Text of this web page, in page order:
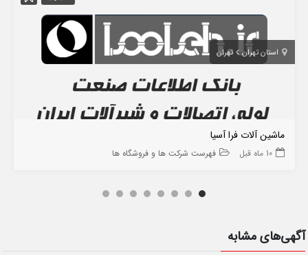
استان تهران تهران
ماشین آلات فرا آسیا
10 ماه قبل فهرست شرکت ها و فروشگاه ها
آگهی‌های مشابه